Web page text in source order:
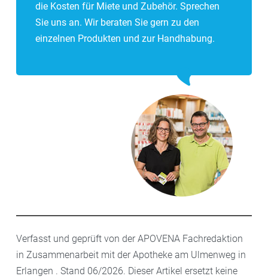
die Kosten für Miete und Zubehör. Sprechen
Sie uns an. Wir beraten Sie gern zu den
einzelnen Produkten und zur Handhabung.
Verfasst und geprüft von der APOVENA Fachredaktion
in Zusammenarbeit mit der Apotheke am Ulmenweg in
Erlangen . Stand 06/2026. Dieser Artikel ersetzt keine